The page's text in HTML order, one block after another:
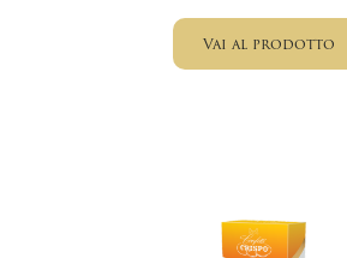
Vai al prodotto